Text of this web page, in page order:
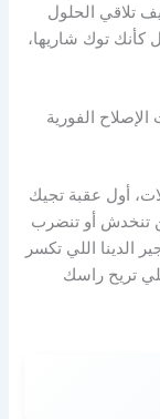
تلاقي الحلول
كأنك توك شاريها،
الفورية
أول عقبة تجيك
تنخدش أو تنضرب
الدينا اللي تكسر
تريح راسك